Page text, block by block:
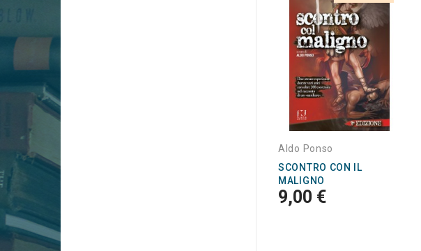
Aldo Ponso
SCONTRO CON IL
MALIGNO
9,00 €